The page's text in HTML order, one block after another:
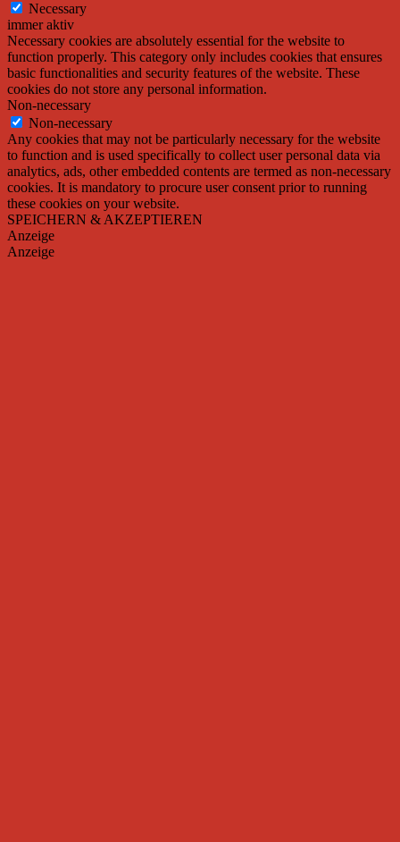
Necessary
immer aktiv
Necessary cookies are absolutely essential for the website to
function properly. This category only includes cookies that ensures
basic functionalities and security features of the website. These
cookies do not store any personal information.
Non-necessary
Non-necessary
Any cookies that may not be particularly necessary for the website
to function and is used specifically to collect user personal data via
analytics, ads, other embedded contents are termed as non-necessary
cookies. It is mandatory to procure user consent prior to running
these cookies on your website.
SPEICHERN & AKZEPTIEREN
Anzeige
Anzeige